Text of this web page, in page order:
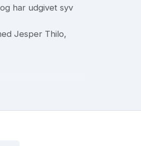
har udgivet syv
Jesper Thilo,